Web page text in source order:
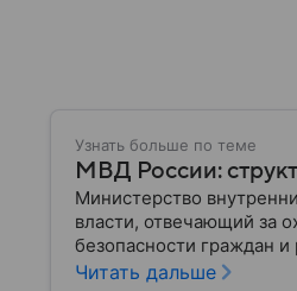
Узнать больше по теме
МВД России:
Министерство
власти, отвечающий за
безопасности граждан
материале
Читать дальше